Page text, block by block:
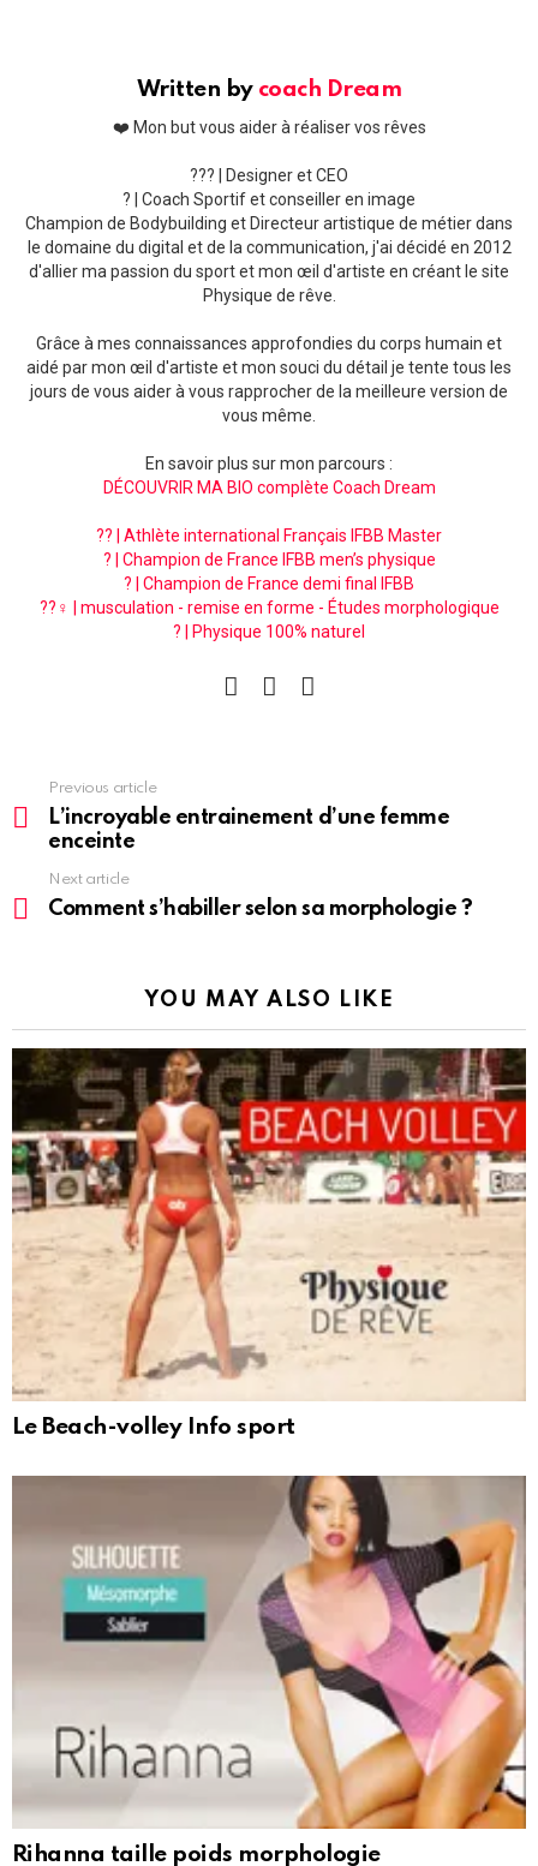
Written by coach Dream
❤️ Mon but vous aider à réaliser vos rêves
??‍? | Designer et CEO
? | Coach Sportif et conseiller en image
Champion de Bodybuilding et Directeur artistique de métier dans
le domaine du digital et de la communication, j'ai décidé en 2012
d'allier ma passion du sport et mon œil d'artiste en créant le site
Physique de rêve.
Grâce à mes connaissances approfondies du corps humain et
aidé par mon œil d'artiste et mon souci du détail je tente tous les
jours de vous aider à vous rapprocher de la meilleure version de
vous même.
En savoir plus sur mon parcours :
DÉCOUVRIR MA BIO complète Coach Dream
?? | Athlète international Français IFBB Master
? | Champion de France IFBB men’s physique
? | Champion de France demi final IFBB
??‍♀️ | musculation - remise en forme - Études morphologique
? | Physique 100% naturel
more
Previous article
L’incroyable entrainement d’une femme
enceinte
Next article
Comment s’habiller selon sa morphologie ?
YOU MAY ALSO LIKE
Le Beach-volley Info sport
Rihanna taille poids morphologie